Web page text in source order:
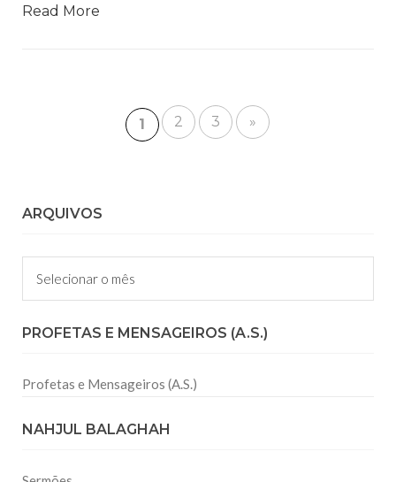
Read More
1 2 3 »
ARQUIVOS
Arquivos
PROFETAS E MENSAGEIROS (A.S.)
Profetas e Mensageiros (A.S.)
NAHJUL BALAGHAH